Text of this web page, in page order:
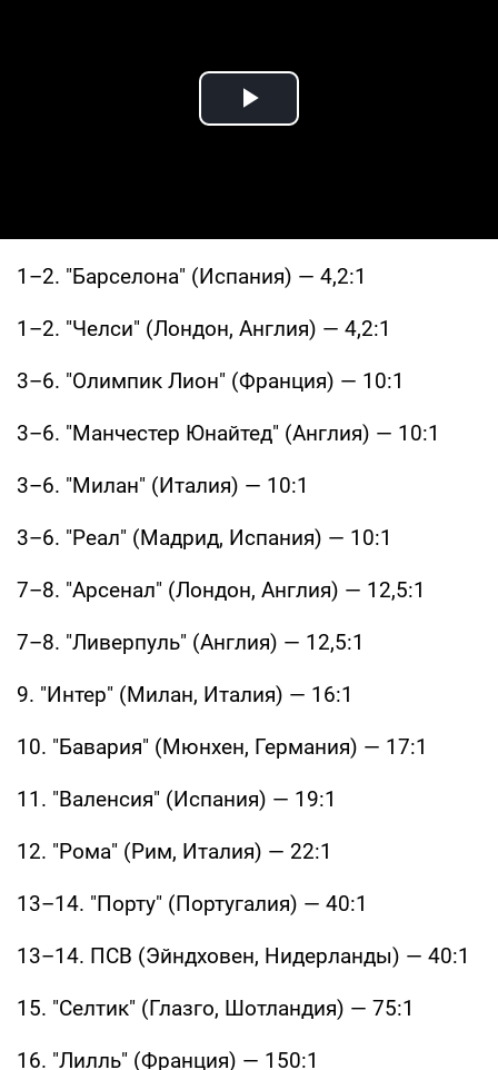
Play Video
1–2. "Барселона" (Испания) — 4,2:1
1–2. "Челси" (Лондон, Англия) — 4,2:1
3–6. "Олимпик Лион" (Франция) — 10:1
3–6. "Манчестер Юнайтед" (Англия) — 10:1
3–6. "Милан" (Италия) — 10:1
3–6. "Реал" (Мадрид, Испания) — 10:1
7–8. "Арсенал" (Лондон, Англия) — 12,5:1
7–8. "Ливерпуль" (Англия) — 12,5:1
9. "Интер" (Милан, Италия) — 16:1
10. "Бавария" (Мюнхен, Германия) — 17:1
11. "Валенсия" (Испания) — 19:1
12. "Рома" (Рим, Италия) — 22:1
13–14. "Порту" (Португалия) — 40:1
13–14. ПСВ (Эйндховен, Нидерланды) — 40:1
15. "Селтик" (Глазго, Шотландия) — 75:1
16. "Лилль" (Франция) — 150:1